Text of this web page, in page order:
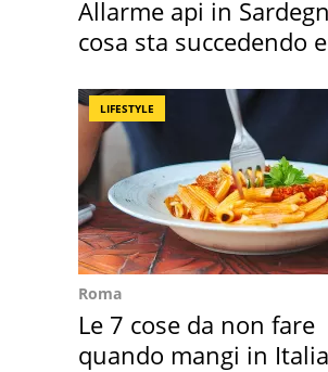
Allarme api in
cosa sta succedendo e
LIFESTYLE
Roma
Le 7 cose da non fare
quando mangi in Italia